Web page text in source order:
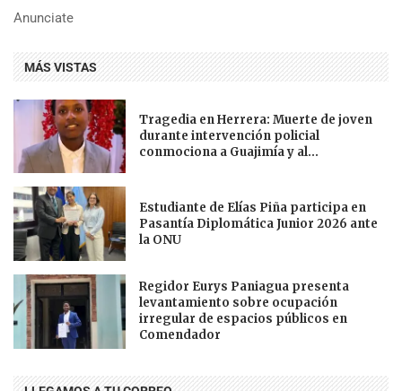
Anunciate
MÁS VISTAS
Tragedia en Herrera: Muerte de joven
durante intervención policial
conmociona a Guajimía y al...
Estudiante de Elías Piña participa en
Pasantía Diplomática Junior 2026 ante
la ONU
Regidor Eurys Paniagua presenta
levantamiento sobre ocupación
irregular de espacios públicos en
Comendador